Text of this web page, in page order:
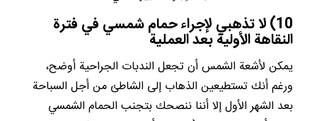
10) لا تذهبي لإجراء حمام شمسي في فترة
النقاهة الأولية بعد العملية
يمكن لأشعة الشمس أن تجعل الندبات الجراحية أوضح،
ورغم أنك تستطيعين الذهاب إلى الشاطئ من أجل السباحة
بعد الشهر الأول إلا أننا ننصحك بتجنب الحمام الشمسي